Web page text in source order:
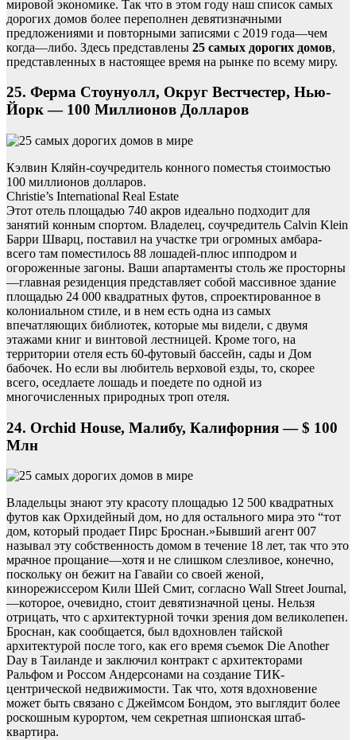
мировой экономике. Так что в этом году наш список самых
дорогих домов более переполнен девятизначными
предложениями и повторными записями с 2019 года—чем
когда—либо. Здесь представлены 25 самых дорогих домов,
представленных в настоящее время на рынке по всему миру.
25. Ферма Стоунуолл, Округ Вестчестер, Нью-
Йорк — 100 Миллионов Долларов
Кэлвин Кляйн-соучредитель конного поместья стоимостью
100 миллионов долларов.
Christie’s International Real Estate
Этот отель площадью 740 акров идеально подходит для
занятий конным спортом. Владелец, соучредитель Calvin Klein
Барри Шварц, поставил на участке три огромных амбара-
всего там поместилось 88 лошадей-плюс ипподром и
огороженные загоны. Ваши апартаменты столь же просторны
—главная резиденция представляет собой массивное здание
площадью 24 000 квадратных футов, спроектированное в
колониальном стиле, и в нем есть одна из самых
впечатляющих библиотек, которые мы видели, с двумя
этажами книг и винтовой лестницей. Кроме того, на
территории отеля есть 60-футовый бассейн, сады и Дом
бабочек. Но если вы любитель верховой езды, то, скорее
всего, оседлаете лошадь и поедете по одной из
многочисленных природных троп отеля.
24. Orchid House, Малибу, Калифорния — $ 100
Млн
Владельцы знают эту красоту площадью 12 500 квадратных
футов как Орхидейный дом, но для остального мира это “тот
дом, который продает Пирс Броснан.»Бывший агент 007
называл эту собственность домом в течение 18 лет, так что это
мрачное прощание—хотя и не слишком слезливое, конечно,
поскольку он бежит на Гавайи со своей женой,
кинорежиссером Кили Шей Смит, согласно Wall Street Journal,
—которое, очевидно, стоит девятизначной цены. Нельзя
отрицать, что с архитектурной точки зрения дом великолепен.
Броснан, как сообщается, был вдохновлен тайской
архитектурой после того, как его время съемок Die Another
Day в Таиланде и заключил контракт с архитекторами
Ральфом и Россом Андерсонами на создание ТИК-
центрической недвижимости. Так что, хотя вдохновение
может быть связано с Джеймсом Бондом, это выглядит более
роскошным курортом, чем секретная шпионская штаб-
квартира.